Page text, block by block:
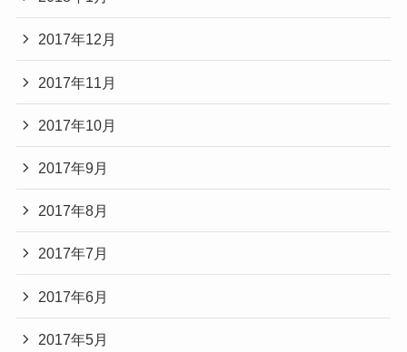
2017年12月
2017年11月
2017年10月
2017年9月
2017年8月
2017年7月
2017年6月
2017年5月